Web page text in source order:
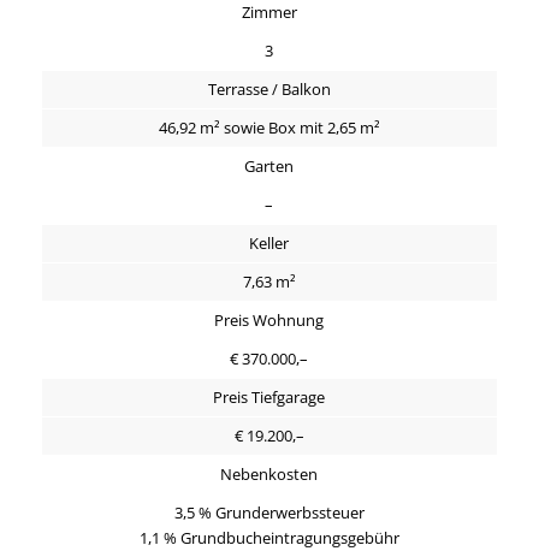
Zimmer
3
Terrasse / Balkon
46,92 m² sowie Box mit 2,65 m²
Garten
–
Keller
7,63 m²
Preis Wohnung
€ 370.000,–
Preis Tiefgarage
€ 19.200,–
Nebenkosten
3,5 % Grunderwerbssteuer
1,1 % Grundbucheintragungsgebühr